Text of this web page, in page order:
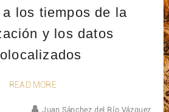
a los tiempos de la
y los datos
READ MORE
Juan Sánchez del Río Vázquez